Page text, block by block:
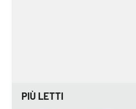
PIÙ LETTI